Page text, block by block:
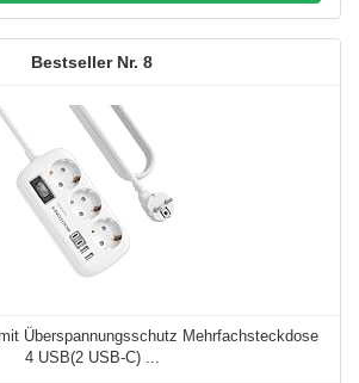
8
Überspannungsschutz Mehrfachsteckdose
4 USB(2 USB-C) ...